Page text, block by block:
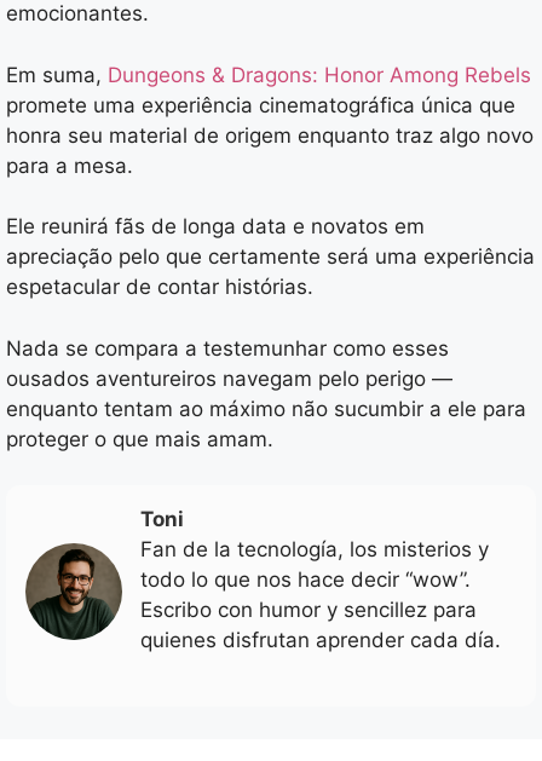
emocionantes.
Em suma, Dungeons & Dragons: Honor Among Rebels
promete uma experiência cinematográfica única que
honra seu material de origem enquanto traz algo novo
para a mesa.
Ele reunirá fãs de longa data e novatos em
apreciação pelo que certamente será uma experiência
espetacular de contar histórias.
Nada se compara a testemunhar como esses
ousados aventureiros navegam pelo perigo —
enquanto tentam ao máximo não sucumbir a ele para
proteger o que mais amam.
Toni
Fan de la tecnología, los misterios y
todo lo que nos hace decir “wow”.
Escribo con humor y sencillez para
quienes disfrutan aprender cada día.